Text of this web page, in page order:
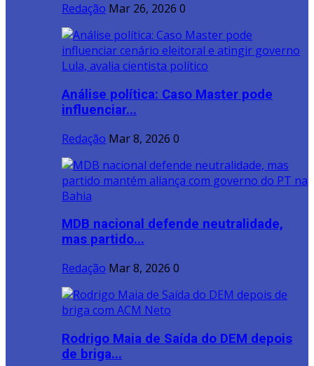
Redação Mar 26, 2026 0
Análise política: Caso Master pode
influenciar...
Redação Mar 8, 2026 0
MDB nacional defende neutralidade,
mas partido...
Redação Mar 8, 2026 0
Rodrigo Maia de Saída do DEM depois
de briga...